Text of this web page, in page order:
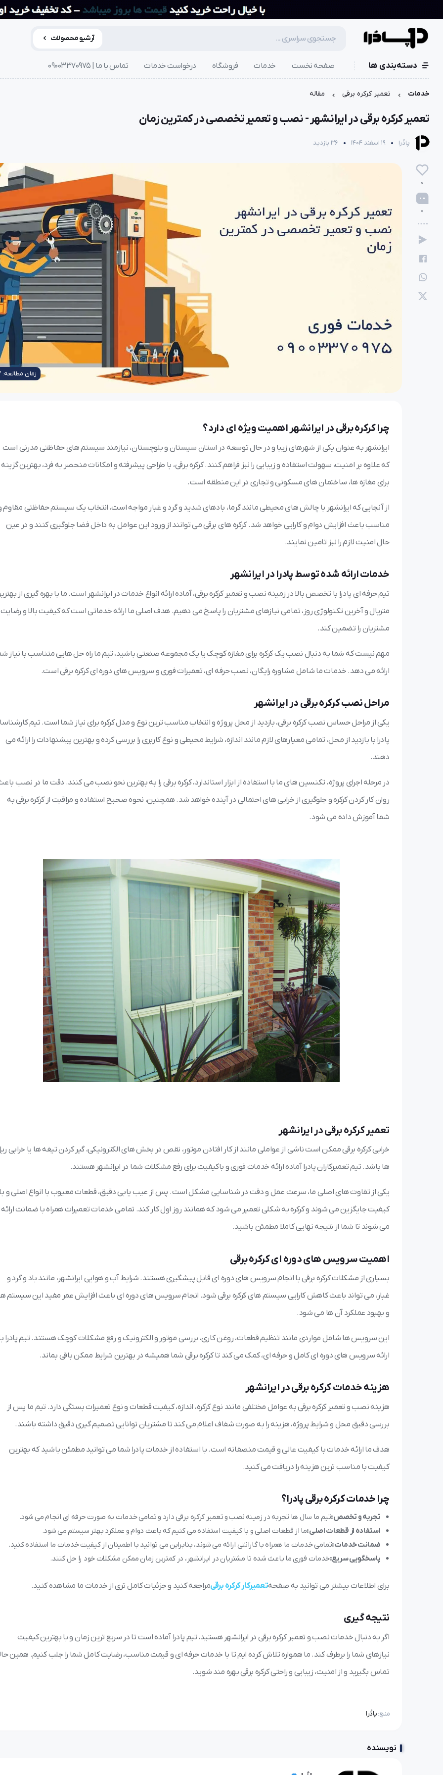
آرشیو محصولات
دسته‌بندی ها صفحه نخست خدمات فروشگاه درخواست خدمات تماس با ما | 09003370975
خدمات تعمیر کرکره برقی مقاله
تعمیر کرکره برقی در ایرانشهر - نصب و تعمیر تخصصی در کمترین زمان
پادُرا 19 اسفند 1404 36 بازدید
0
0
زمان مطالعه:
چرا کرکره برقی در ایرانشهر اهمیت ویژه ای دارد؟
ایرانشهر به عنوان یکی از شهرهای زیبا و در حال توسعه در استان سیستان و بلوچستان، نیازمند سیستم های حفاظتی مدرنی است
که علاوه بر امنیت، سهولت استفاده و زیبایی را نیز فراهم کنند. کرکره برقی، با طراحی پیشرفته و امکانات منحصر به فرد، بهترین گزینه
برای مغازه ها، ساختمان های مسکونی و تجاری در این منطقه است.
از آنجایی که ایرانشهر با چالش های محیطی مانند گرما، بادهای شدید و گرد و غبار مواجه است، انتخاب یک سیستم حفاظتی مقاوم
مناسب باعث افزایش دوام و کارایی خواهد شد. کرکره های برقی می توانند از ورود این عوامل به داخل فضا جلوگیری کنند و در عین
حال امنیت لازم را نیز تامین نمایند.
خدمات ارائه شده توسط پادرا در ایرانشهر
تیم حرفه ای پادرا با تخصص بالا در زمینه نصب و تعمیر کرکره برقی، آماده ارائه انواع خدمات در ایرانشهر است. ما با بهره گیری از
متریال و آخرین تکنولوژی روز، تمامی نیازهای مشتریان را پاسخ می دهیم. هدف اصلی ما ارائه خدماتی است که کیفیت بالا و رضایت
مشتریان را تضمین کند.
مهم نیست که شما به دنبال نصب یک کرکره برای مغازه کوچک یا یک مجموعه صنعتی باشید، تیم ما راه حل هایی متناسب با نیاز
ارائه می دهد. خدمات ما شامل مشاوره رایگان، نصب حرفه ای، تعمیرات فوری و سرویس های دوره ای کرکره برقی است.
مراحل نصب کرکره برقی در ایرانشهر
یکی از مراحل حساس نصب کرکره برقی، بازدید از محل پروژه و انتخاب مناسب ترین نوع و مدل کرکره برای نیاز شما است. تیم
پادرا با بازدید از محل، تمامی معیارهای لازم مانند اندازه، شرایط محیطی و نوع کاربری را بررسی کرده و بهترین پیشنهادات را ارائه می
دهند.
در مرحله اجرای پروژه، تکنسین های ما با استفاده از ابزار استاندارد، کرکره برقی را به بهترین نحو نصب می کنند. دقت ما در نصب
روان کار کردن کرکره و جلوگیری از خرابی های احتمالی در آینده خواهد شد. همچنین، نحوه صحیح استفاده و مراقبت از کرکره برقی به
شما آموزش داده می شود.
تعمیر کرکره برقی در ایرانشهر
خرابی کرکره برقی ممکن است ناشی از عواملی مانند از کار افتادن موتور، نقص در بخش های الکترونیکی، گیر کردن تیغه ها یا خرابی
ها باشد. تیم تعمیرکاران پادرا آماده ارائه خدمات فوری و باکیفیت برای رفع مشکلات شما در ایرانشهر هستند.
یکی از تفاوت های اصلی ما، سرعت عمل و دقت در شناسایی مشکل است. پس از عیب یابی دقیق، قطعات معیوب با انواع اصلی و
کیفیت جایگزین می شوند و کرکره به شکلی تعمیر می شود که همانند روز اول کار کند. تمامی خدمات تعمیرات همراه با ضمانت ارائه
می شوند تا شما از نتیجه نهایی کاملا مطمئن باشید.
اهمیت سرویس های دوره ای کرکره برقی
بسیاری از مشکلات کرکره برقی با انجام سرویس های دوره ای قابل پیشگیری هستند. شرایط آب و هوایی ایرانشهر، مانند باد و گرد و
غبار، می تواند باعث کاهش کارایی سیستم های کرکره برقی شود. انجام سرویس های دوره ای باعث افزایش عمر مفید این سیستم
و بهبود عملکرد آن ها می شود.
این سرویس ها شامل مواردی مانند تنظیم قطعات، روغن کاری، بررسی موتور و الکترونیک و رفع مشکلات کوچک هستند. تیم پادرا
ارائه سرویس های دوره ای کامل و حرفه ای، کمک می کند تا کرکره برقی شما همیشه در بهترین شرایط ممکن باقی بماند.
هزینه خدمات کرکره برقی در ایرانشهر
هزینه نصب و تعمیر کرکره برقی به عوامل مختلفی مانند نوع کرکره، اندازه، کیفیت قطعات و نوع تعمیرات بستگی دارد. تیم ما پس از
بررسی دقیق محل و شرایط پروژه، هزینه را به صورت شفاف اعلام می کند تا مشتریان توانایی تصمیم گیری دقیق داشته باشند.
هدف ما ارائه خدمات با کیفیت عالی و قیمت منصفانه است. با استفاده از خدمات پادرا شما می توانید مطمئن باشید که بهترین
کیفیت با مناسب ترین هزینه را دریافت می کنید.
چرا خدمات کرکره برقی پادرا؟
تجربه و تخصص:تیم ما سال ها تجربه در زمینه نصب و تعمیر کرکره برقی دارد و تمامی خدمات به صورت حرفه ای انجام می شود.
استفاده از قطعات اصلی:ما از قطعات اصلی و با کیفیت استفاده می کنیم که باعث دوام و عملکرد بهتر سیستم می شود.
ضمانت خدمات:تمامی خدمات ما همراه با گارانتی ارائه می شوند، بنابراین می توانید با اطمینان از کیفیت خدمات ما استفاده کنید.
پاسخگویی سریع:خدمات فوری ما باعث شده تا مشتریان در ایرانشهر، در کمترین زمان ممکن مشکلات خود را حل کنند.
برای اطلاعات بیشتر می توانید به صفحهتعمیرکار کرکره برقیمراجعه کنید و جزئیات کامل تری از خدمات ما مشاهده کنید.
نتیجه گیری
اگر به دنبال خدمات نصب و تعمیر کرکره برقی در ایرانشهر هستید، تیم پادرا آماده است تا در سریع ترین زمان و با بهترین کیفیت
نیازهای شما را برطرف کند. ما همواره تلاش کرده ایم تا با خدمات حرفه ای و قیمت مناسب، رضایت کامل شما را جلب کنیم. همین
تماس بگیرید و از امنیت، زیبایی و راحتی کرکره برقی بهره مند شوید.
منبع:پادُرا
نویسنده
تعمیر کرکره برقی در اهواز - هزینه تعمیر 1405
پادُرا 39 بازدید
تعمیر کرکره برقی در فرمانیه – تعمیر سریع